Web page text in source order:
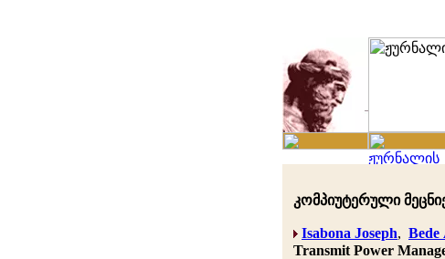
კომპიუტერული
Isabona Joseph, Bede
Transmit Power